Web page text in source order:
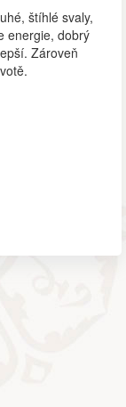
štíhlé svaly,
energie, dobrý
Zároveň